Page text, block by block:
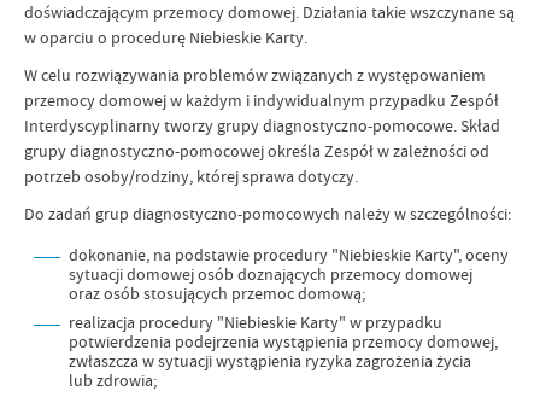
doświadczającym przemocy domowej. Działania takie wszczynane są
w oparciu o procedurę Niebieskie Karty.
W celu rozwiązywania problemów związanych z występowaniem
przemocy domowej w każdym i indywidualnym przypadku Zespół
Interdyscyplinarny tworzy grupy diagnostyczno-pomocowe. Skład
grupy diagnostyczno-pomocowej określa Zespół w zależności od
potrzeb osoby/rodziny, której sprawa dotyczy.
Do zadań grup diagnostyczno-pomocowych należy w szczególności:
dokonanie, na podstawie procedury "Niebieskie Karty", oceny
sytuacji domowej osób doznających przemocy domowej
oraz osób stosujących przemoc domową;
realizacja procedury "Niebieskie Karty" w przypadku
potwierdzenia podejrzenia wystąpienia przemocy domowej,
zwłaszcza w sytuacji wystąpienia ryzyka zagrożenia życia
lub zdrowia;